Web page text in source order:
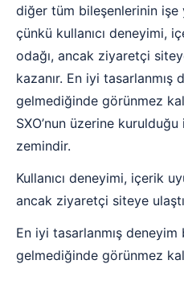
diğer tüm bileşenlerinin işe
çünkü kullanıcı deneyimi,
odağı, ancak ziyaretçi
kazanır. En iyi
gelmediğinde görünmez
SXO’nun üzerine
zemindir.
Kullanıcı deneyimi, içerik
ancak ziyaretçi siteye
En iyi tasarlanmış
gelmediğinde görünmez